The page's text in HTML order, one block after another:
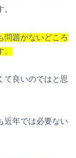
問題がないどころ
て良いのではと思
近年では必要ない